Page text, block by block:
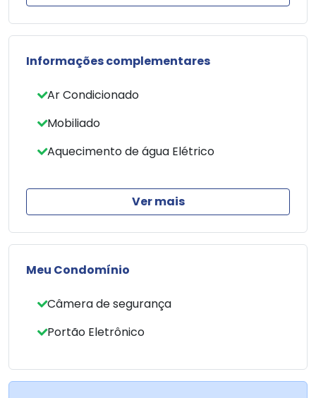
O apartamento está em excelente estado de
conservação e já vem mobiliado, proporcionando
praticidade e conforto para os futuros moradores.
Além disso, conta com uma vaga de garagem,
oferecendo maior comodidade.
imóvel funcional e bem cuidado.
Informações complementares
Ar Condicionado
Mobiliado
Aquecimento de água Elétrico
Ver mais
Meu Condomínio
Câmera de segurança
Portão Eletrônico